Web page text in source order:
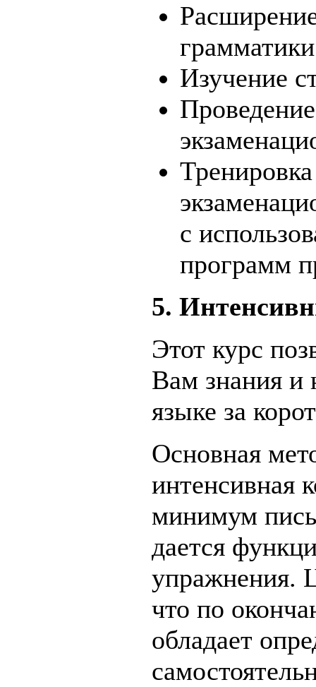
Изучение
с
программ
5.
Этот курс
Вам знания и
языке за
Основная
интенсивная
минимум
дается
упражнения.
что по
обладает